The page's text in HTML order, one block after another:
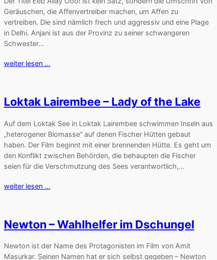
Geräuschen, die Affenvertreiber machen, um Affen zu
vertreiben. Die sind nämlich frech und aggressiv und eine Plage
in Delhi. Anjani ist aus der Provinz zu seiner schwangeren
Schwester…
weiter lesen …
Loktak Lairembee – Lady of the Lake
Auf dem Loktak See in Loktak Lairembee schwimmen Inseln aus
„heterogener Biomasse“ auf denen Fischer Hütten gebaut
haben. Der Film beginnt mit einer brennenden Hütte. Es geht um
den Konflikt zwischen Behörden, die behaupten die Fischer
seien für die Verschmutzung des Sees verantwortlich,…
weiter lesen …
Newton – Wahlhelfer im Dschungel
Newton ist der Name des Protagonisten im Film von Amit
Masurkar. Seinen Namen hat er sich selbst gegeben – Newton